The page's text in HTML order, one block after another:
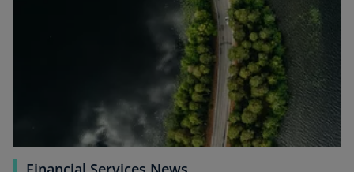
n
r
d
i
n
e
i
n
e